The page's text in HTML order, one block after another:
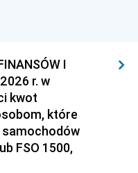
I
r. w
kwot
które
samochodów
FSO 1500,